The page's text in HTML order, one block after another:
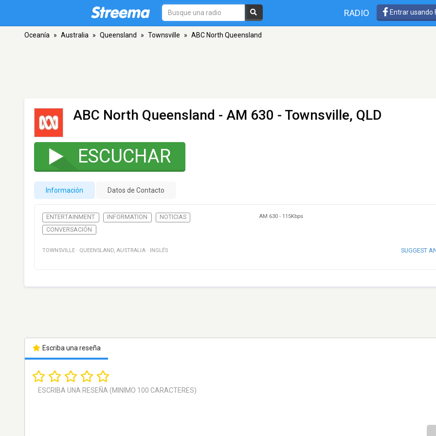
RADIO Entrar usando
Oceanía » Australia » Queensland » Townsville » ABC North Queensland
ABC North Queensland - AM 630 - Townsville, QLD
ESCUCHAR
Información Datos de Contacto
ENTERTAINMENT INFORMATION
NOTICIAS
CONVERSACIÓN
AM 630 - 115Kbps
TOWNSVILLE · QUEENSLAND, AUSTRALIA · INGLÉS SUGGEST
Escriba una reseña